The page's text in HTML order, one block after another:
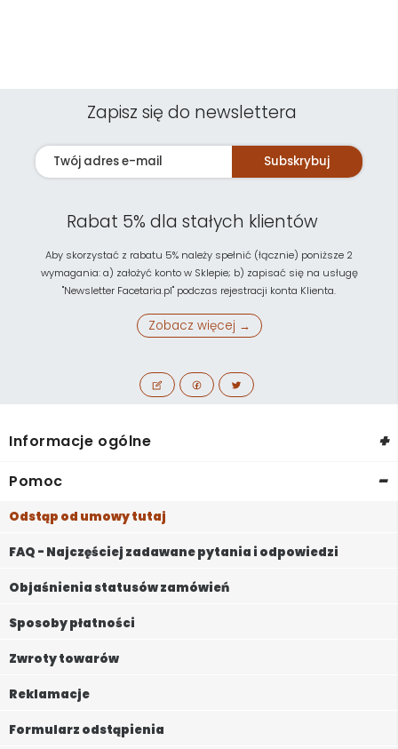
Zapisz się do newslettera
Subskrybuj
Rabat 5% dla stałych klientów
Aby skorzystać z rabatu 5% należy spełnić (łącznie) poniższe 2
wymagania: a) założyć konto w Sklepie; b) zapisać się na usługę
"Newsletter Facetaria.pl" podczas rejestracji konta Klienta.
Zobacz więcej →
Informacje ogólne +
Pomoc -
Odstąp od umowy tutaj
FAQ - Najczęściej zadawane pytania i odpowiedzi
Objaśnienia statusów zamówień
Sposoby płatności
Zwroty towarów
Reklamacje
Formularz odstąpienia